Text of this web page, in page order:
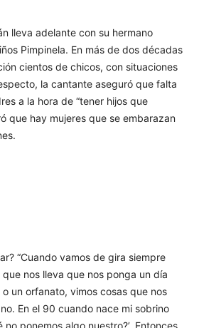
lleva adelante con su hermano
Pimpinela. En más de dos décadas
cientos de chicos, con situaciones
la cantante aseguró que falta
a la hora de “tener hijos que
que hay mujeres que se embarazan
“Cuando vamos de gira siempre
nos lleva que nos ponga un día
un orfanato, vimos cosas que nos
En el 90 cuando nace mi sobrino